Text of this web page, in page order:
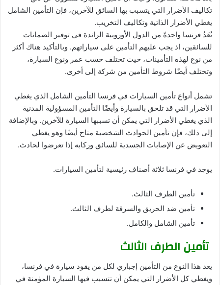
تكاليف الأضرار التي يتسبب بها السائق للآخرين، فإن التأمين الشامل
يغطي الأضرار الذاتية وتكاليف التخريب.
تُعَدُ فرنسا واحدةً من الدول الأوروبية الرائدة في توفير الضمانات
للسائقين، اذ يجب عليهم التأمين على سياراتهم. وبالتأكيد هناك أكثر
من نوع لهذه التأمينات، حيث تختلف حسب عمر ونوع السيارة،
وتختلف أيضًا شروط التأمين من شركة إلى أخرى.
تشمل أنواع تأمين السيارات في فرنسا التأمين الشامل الذي يغطي
الأضرار التي قد تلحق بالسيارة وأيضًا التأمين المسؤولية المدنية
الذي يغطي الأضرار التي يمكن أن تسببها السيارة للآخرين. وبالإضافة
إلى ذلك، فإن تأمين الحوادث الشخصية متاح أيضًا وهو يغطي
التعويض عن الإصابات الجسدية للسائق وركابه إذا تعرضوا لحادث.
يوجد في فرنسا ثلاثة أصناف رئيسية لتأمين السيارات.
تأمين الطرف الثالث.
تأمين ضد الحريق والسرقة لطرف الثالث.
تأمين الشامل والكامل.
تأمين الطرف الثالث
يعد هذا النوع من التأمين إجباري لكل من يقود سيارة في فرنسا،
ويغطي كل الأضرار التي يمكن أن تتسبب فيها السيارة المؤمنة في